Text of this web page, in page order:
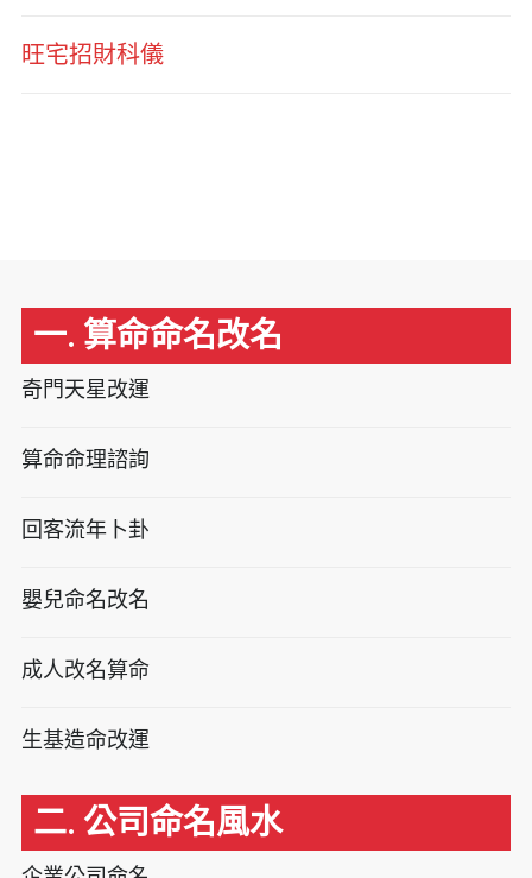
旺宅招財科儀
一. 算命命名改名
奇門天星改運
算命命理諮詢
回客流年卜卦
嬰兒命名改名
成人改名算命
生基造命改運
二. 公司命名風水